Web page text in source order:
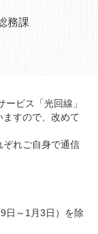
務課
ビス「光回線」
すので、改めて
れご自身で通信
日～1月3日）を除